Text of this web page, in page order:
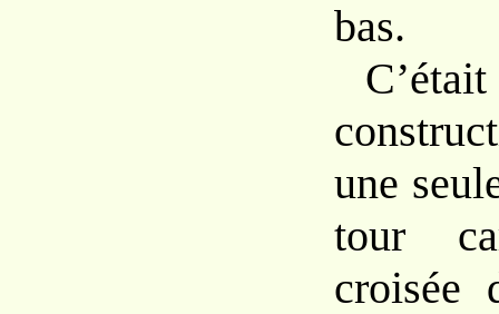
bas.
une
tour
croisée